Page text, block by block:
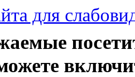
для